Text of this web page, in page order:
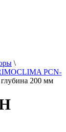
\
PCN-
200 мм